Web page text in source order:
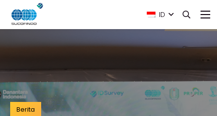
ID
Berita